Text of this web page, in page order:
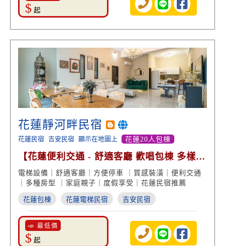
$ 起
花蓮靜河畔民宿
花蓮民宿 吉安民宿 顯示在地圖上 花蓮20人包棟
【花蓮便利交通 - 舒適客廳 歡唱包棟 多樣房
型】
電梯設備｜舒適客廳｜方便停車 ｜質感裝潢｜便利交通
｜多種房型 ｜家庭親子｜度假享受｜花蓮民宿推薦
花蓮包棟 花蓮電梯民宿 吉安民宿
📣 最低價
$ 起